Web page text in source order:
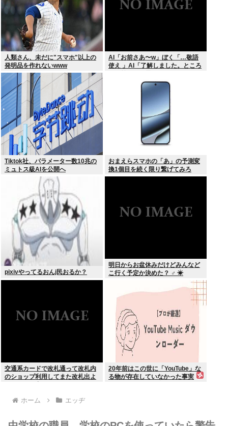
人類さん、未だに"スマホ"以上の
発明品を作れないwww
AI「お前さあ〜w」ぼく「…敬語
使え 」AI「了解しました。ところ
Tiktok社、パラメーター数10兆の
ミュトス級AIを公開へ
おまえらスマホの「あ」の予測変
換1個目を続く限り繋げてみろ
www
pixivやってるおんj民おるか？
明日からお盆休みだけどみんなど
こ行く予定か決めた？ ‍♂ ☀
交通系カードで改札通って改札内
のショップ利用してまた改札出よ
20年前はこの世に「YouTube」な
る物が存在していなかった事実
ホーム エッヂ